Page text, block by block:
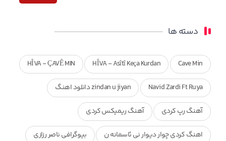
دسته ها
Cave Min
HÎVA - Asîtî Keça Kurdan
HÎVA - ÇAVÊ MIN
Navid Zardi Ft Ruya zindan u jiyan دانلود اهنگ
آهنگ رپ کردی آهنگ ریمیکس کردی
اهنگ کردی چوار دیوار نی ئاسمانه ن بیوگرافی ناصر رزازی